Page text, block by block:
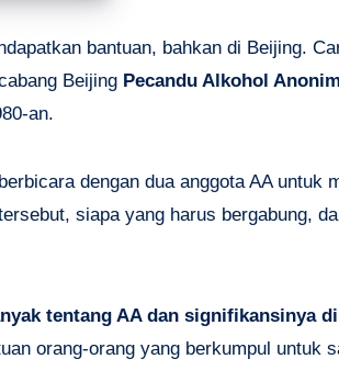
bantuan, bahkan di Beijing.
Beijing Pecandu Alkohol Anonim
an.
dengan dua anggota AA untuk
siapa yang harus bergabung,
tentang AA dan signifikansinya
orang-orang yang berkumpul untuk